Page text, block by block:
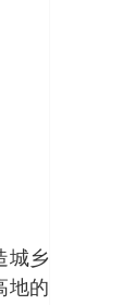
城乡
地的